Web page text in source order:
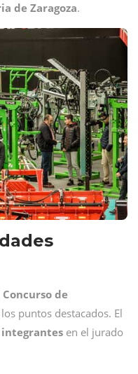
de Zaragoza.
Concurso de
puntos destacados. El
integrantes en el jurado